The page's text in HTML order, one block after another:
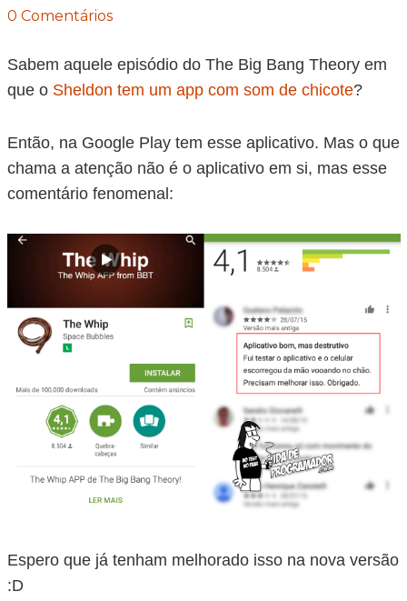
0 Comentários
Sabem aquele episódio do The Big Bang Theory em
que o Sheldon tem um app com som de chicote?
Então, na Google Play tem esse aplicativo. Mas o que
chama a atenção não é o aplicativo em si, mas esse
comentário fenomenal:
Espero que já tenham melhorado isso na nova versão
:D